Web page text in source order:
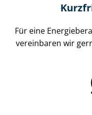
Für eine
vereinbaren wir